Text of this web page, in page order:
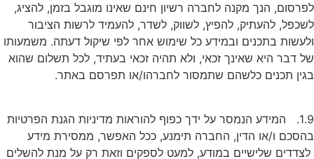
לפרסום, הנך מקנה לחברה רשיון חינם שאינו מוגבל בזמן, להציג,
לשכפל, להעתיק, להפיץ, לשווק, לשדר, להעמיד לרשות הציבור
ולעשות בתכנים ובמידע כל שימוש אחר לפי שיקול דעתה. משמעותו
של דבר היא שאינך זכאי, ולא תהיה זכאי בעתיד, לכל תשלום שהוא
בגין תכנים כלשהם שתמסור לחברהו/או תפרסם באתר.
1.9. המידע הנמסר על ידך כפוף להוראות מדיניות הגנת הפרטיות
בהסכם ו/או הדין, החברה תימנע, ככל האפשר, ממסירת מידע
לצדדים שלישיים במודע, למעט לספקים וזאת רק על מנת להשלים